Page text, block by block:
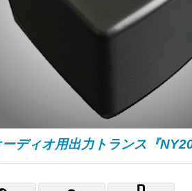
ディオ用出力トランス『